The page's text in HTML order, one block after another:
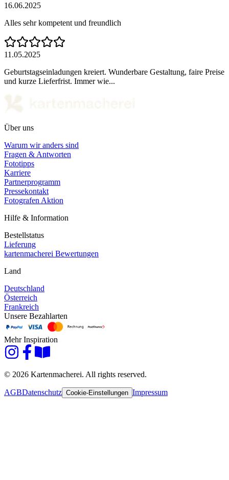
16.06.2025
Alles sehr kompetent und freundlich
11.05.2025
Geburtstagseinladungen kreiert. Wunderbare Gestaltung, faire Preise
und kurze Lieferfrist. Immer wie...
Über uns
Warum wir anders sind
Fragen & Antworten
Fototipps
Karriere
Partnerprogramm
Pressekontakt
Fotografen Aktion
Hilfe & Information
Bestellstatus
Lieferung
kartenmacherei Bewertungen
Land
Deutschland
Österreich
Frankreich
Unsere Bezahlarten
Mehr Inspiration
© 2026 Kartenmacherei. All rights reserved.
AGBDatenschutz Cookie-Einstellungen Impressum